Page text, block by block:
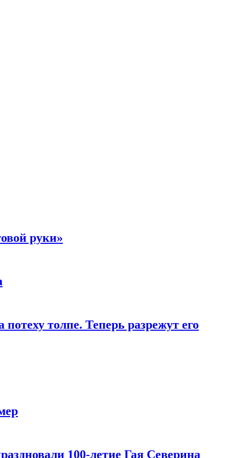
руки»
толпе. Теперь разрежут его
100-летие Гая Северина